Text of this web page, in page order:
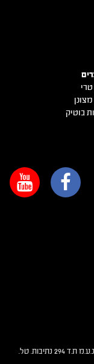
בוטיק
עלי קטיף – ירקות ללא תולעים תשנ"א בע"מ א.ת פארק נ.ע.מ ת.ד 294 נתיבות. טל.